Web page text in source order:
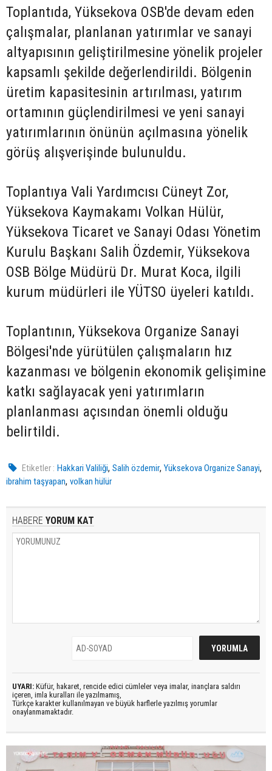
Toplantıda, Yüksekova OSB'de devam eden
çalışmalar, planlanan yatırımlar ve sanayi
altyapısının geliştirilmesine yönelik projeler
kapsamlı şekilde değerlendirildi. Bölgenin
üretim kapasitesinin artırılması, yatırım
ortamının güçlendirilmesi ve yeni sanayi
yatırımlarının önünün açılmasına yönelik
görüş alışverişinde bulunuldu.
Toplantıya Vali Yardımcısı Cüneyt Zor,
Yüksekova Kaymakamı Volkan Hülür,
Yüksekova Ticaret ve Sanayi Odası Yönetim
Kurulu Başkanı Salih Özdemir, Yüksekova
OSB Bölge Müdürü Dr. Murat Koca, ilgili
kurum müdürleri ile YÜTSO üyeleri katıldı.
Toplantının, Yüksekova Organize Sanayi
Bölgesi'nde yürütülen çalışmaların hız
kazanması ve bölgenin ekonomik gelişimine
katkı sağlayacak yeni yatırımların
planlanması açısından önemli olduğu
belirtildi.
Etiketler : Hakkari Valiliği,Salih özdemir,Yüksekova Organize Sanayi,
ibrahim taşyapan, volkan hülür
HABERE YORUM KAT
UYARI: Küfür, hakaret, rencide edici cümleler veya imalar, inançlara saldırı
içeren, imla kuralları ile yazılmamış,
Türkçe karakter kullanılmayan ve büyük harflerle yazılmış yorumlar
onaylanmamaktadır.